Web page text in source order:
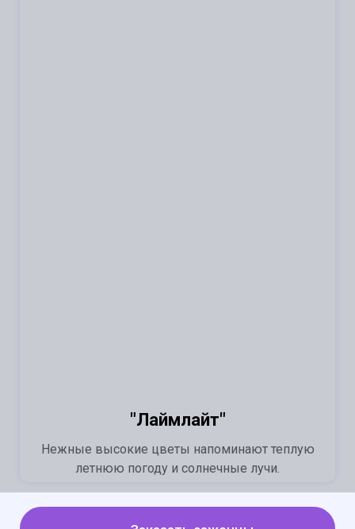
"Лаймлайт"
Нежные высокие цветы напоминают теплую
летнюю погоду и солнечные лучи.